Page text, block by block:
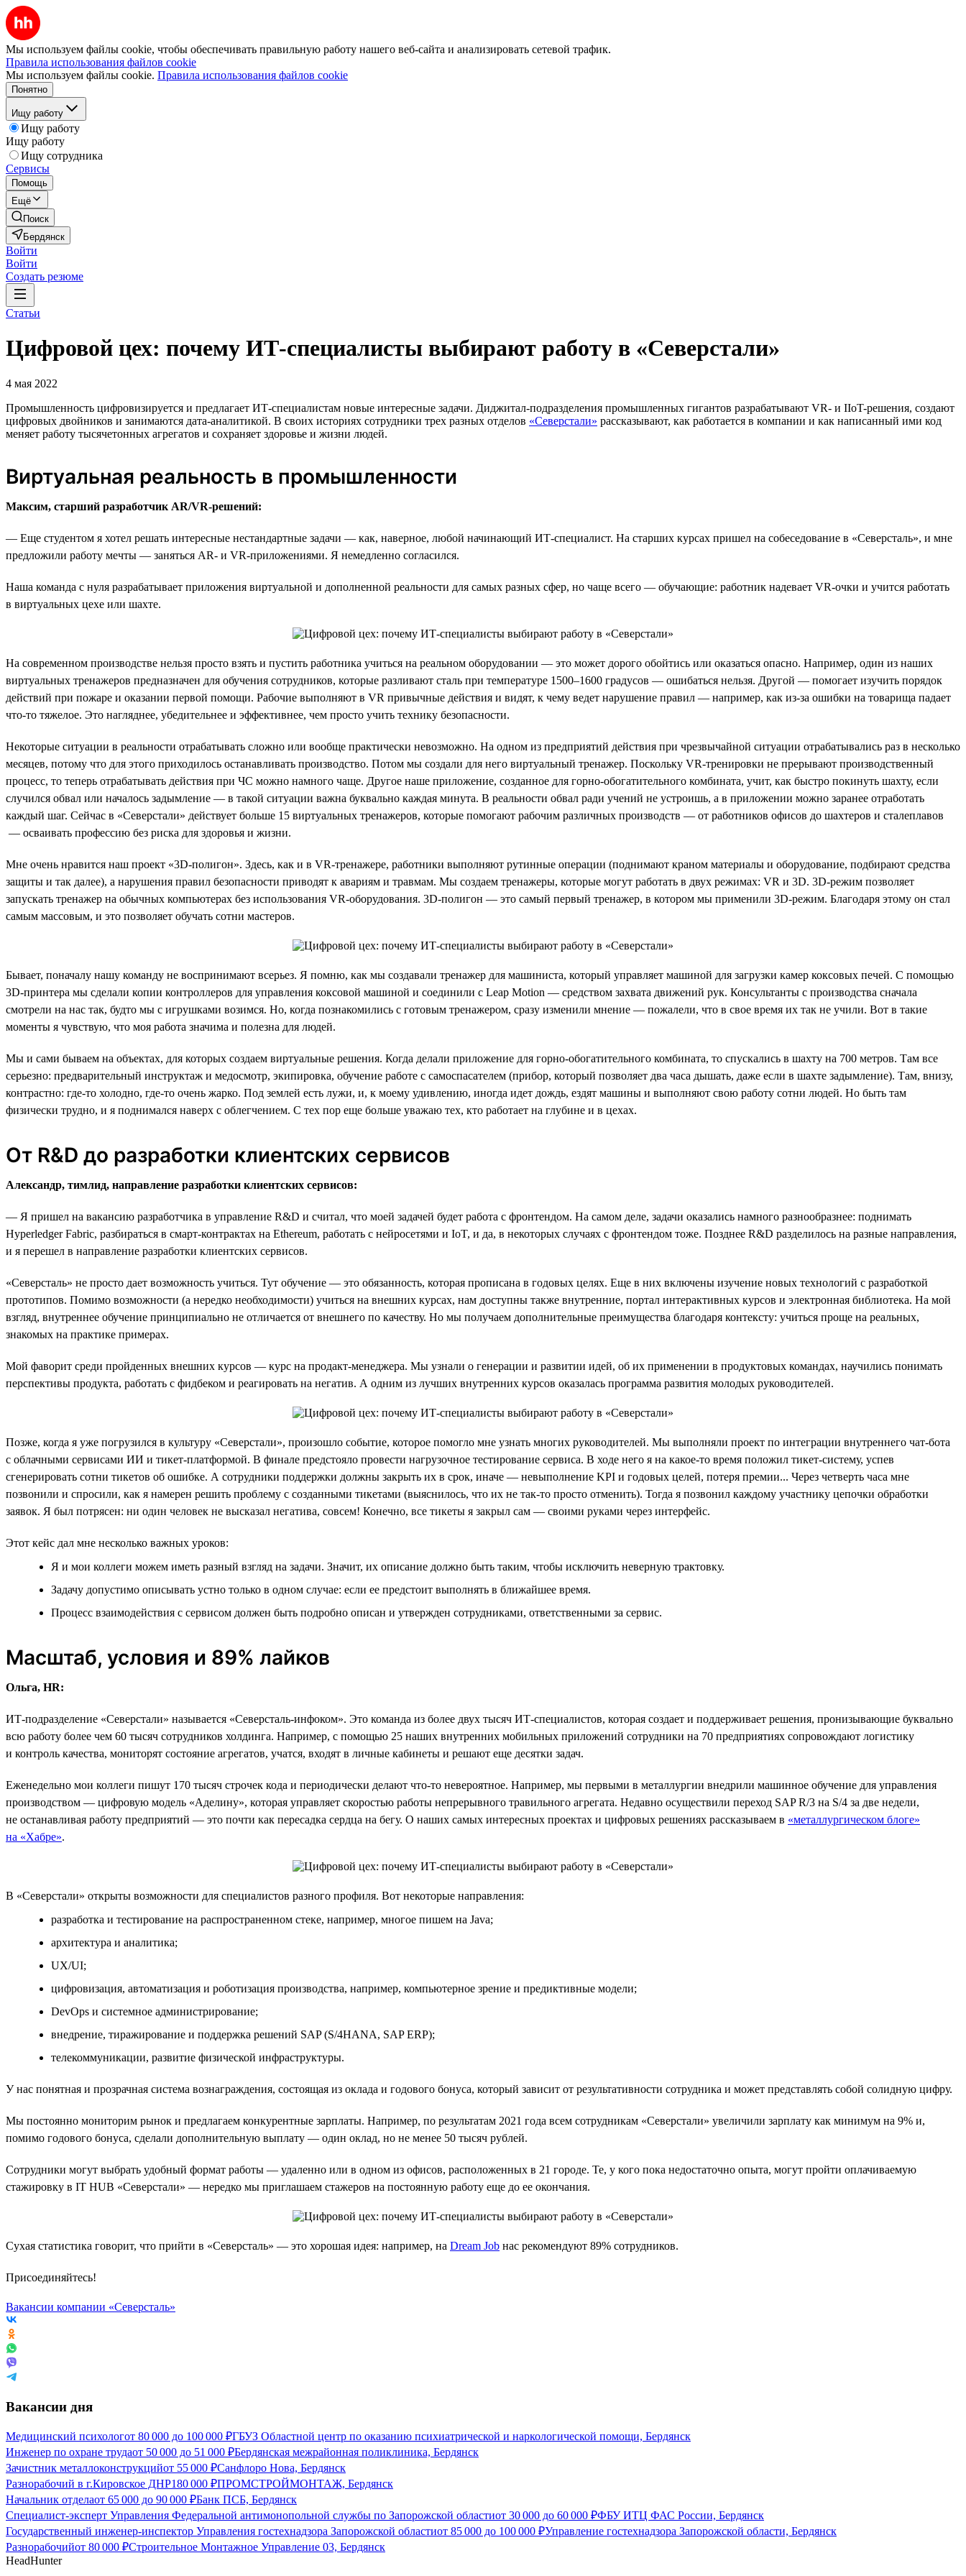
Мы используем файлы cookie, чтобы обеспечивать правильную работу нашего веб-сайта и анализировать сетевой трафик.
Правила использования файлов cookie
Мы используем файлы cookie. Правила использования файлов cookie
Понятно
Ищу работу
Ищу работу
Ищу работу
Ищу сотрудника
Сервисы
Помощь
Ещё
Поиск
Бердянск
Войти
Войти
Создать резюме
Статьи
Цифровой цех: почему ИТ-специалисты выбирают работу в «Северстали»
4 мая 2022
Промышленность цифровизируется и предлагает ИТ-специалистам новые интересные задачи. Диджитал-подразделения промышленных гигантов разрабатывают VR- и IIoT-решения, создают
цифровых двойников и занимаются дата-аналитикой. В своих историях сотрудники трех разных отделов «Северстали» рассказывают, как работается в компании и как написанный ими код
меняет работу тысячетонных агрегатов и сохраняет здоровье и жизни людей.
Виртуальная реальность в промышленности
Максим, старший разработчик AR/VR-решений:
— Еще студентом я хотел решать интересные нестандартные задачи — как, наверное, любой начинающий ИТ-специалист. На старших курсах пришел на собеседование в «Северсталь», и мне
предложили работу мечты — заняться AR- и VR-приложениями. Я немедленно согласился.
Наша команда с нуля разрабатывает приложения виртуальной и дополненной реальности для самых разных сфер, но чаще всего — обучающие: работник надевает VR-очки и учится работать
в виртуальных цехе или шахте.
На современном производстве нельзя просто взять и пустить работника учиться на реальном оборудовании — это может дорого обойтись или оказаться опасно. Например, один из наших
виртуальных тренажеров предназначен для обучения сотрудников, которые разливают сталь при температуре 1500–1600 градусов — ошибаться нельзя. Другой — помогает изучить порядок
действий при пожаре и оказании первой помощи. Рабочие выполняют в VR привычные действия и видят, к чему ведет нарушение правил — например, как из-за ошибки на товарища падает
что-то тяжелое. Это нагляднее, убедительнее и эффективнее, чем просто учить технику безопасности.
Некоторые ситуации в реальности отрабатывать сложно или вообще практически невозможно. На одном из предприятий действия при чрезвычайной ситуации отрабатывались раз в несколько
месяцев, потому что для этого приходилось останавливать производство. Потом мы создали для него виртуальный тренажер. Поскольку VR-тренировки не прерывают производственный
процесс, то теперь отрабатывать действия при ЧС можно намного чаще. Другое наше приложение, созданное для горно-обогатительного комбината, учит, как быстро покинуть шахту, если
случился обвал или началось задымление — в такой ситуации важна буквально каждая минута. В реальности обвал ради учений не устроишь, а в приложении можно заранее отработать
каждый шаг. Сейчас в «Северстали» действует больше 15 виртуальных тренажеров, которые помогают рабочим различных производств — от работников офисов до шахтеров и сталеплавов
— осваивать профессию без риска для здоровья и жизни.
Мне очень нравится наш проект «3D-полигон». Здесь, как и в VR-тренажере, работники выполняют рутинные операции (поднимают краном материалы и оборудование, подбирают средства
защиты и так далее), а нарушения правил безопасности приводят к авариям и травмам. Мы создаем тренажеры, которые могут работать в двух режимах: VR и 3D. 3D-режим позволяет
запускать тренажер на обычных компьютерах без использования VR-оборудования. 3D-полигон — это самый первый тренажер, в котором мы применили 3D-режим. Благодаря этому он стал
самым массовым, и это позволяет обучать сотни мастеров.
Бывает, поначалу нашу команду не воспринимают всерьез. Я помню, как мы создавали тренажер для машиниста, который управляет машиной для загрузки камер коксовых печей. С помощью
3D-принтера мы сделали копии контроллеров для управления коксовой машиной и соединили с Leap Motion — средством захвата движений рук. Консультанты с производства сначала
смотрели на нас так, будто мы с игрушками возимся. Но, когда познакомились с готовым тренажером, сразу изменили мнение — пожалели, что в свое время их так не учили. Вот в такие
моменты я чувствую, что моя работа значима и полезна для людей.
Мы и сами бываем на объектах, для которых создаем виртуальные решения. Когда делали приложение для горно-обогатительного комбината, то спускались в шахту на 700 метров. Там все
серьезно: предварительный инструктаж и медосмотр, экипировка, обучение работе с самоспасателем (прибор, который позволяет два часа дышать, даже если в шахте задымление). Там, внизу,
контрастно: где-то холодно, где-то очень жарко. Под землей есть лужи, и, к моему удивлению, иногда идет дождь, ездят машины и выполняют свою работу сотни людей. Но быть там
физически трудно, и я поднимался наверх с облегчением. С тех пор еще больше уважаю тех, кто работает на глубине и в цехах.
От R&D до разработки клиентских сервисов
Александр, тимлид, направление разработки клиентских сервисов:
— Я пришел на вакансию разработчика в управление R&D и считал, что моей задачей будет работа с фронтендом. На самом деле, задачи оказались намного разнообразнее: поднимать
Hyperledger Fabric, разбираться в смарт-контрактах на Ethereum, работать с нейросетями и IoT, и да, в некоторых случаях с фронтендом тоже. Позднее R&D разделилось на разные направления,
и я перешел в направление разработки клиентских сервисов.
«Северсталь» не просто дает возможность учиться. Тут обучение — это обязанность, которая прописана в годовых целях. Еще в них включены изучение новых технологий с разработкой
прототипов. Помимо возможности (а нередко необходимости) учиться на внешних курсах, нам доступны также внутренние, портал интерактивных курсов и электронная библиотека. На мой
взгляд, внутреннее обучение принципиально не отличается от внешнего по качеству. Но мы получаем дополнительные преимущества благодаря контексту: учиться проще на реальных,
знакомых на практике примерах.
Мой фаворит среди пройденных внешних курсов — курс на продакт-менеджера. Мы узнали о генерации и развитии идей, об их применении в продуктовых командах, научились понимать
перспективы продукта, работать с фидбеком и реагировать на негатив. А одним из лучших внутренних курсов оказалась программа развития молодых руководителей.
Позже, когда я уже погрузился в культуру «Северстали», произошло событие, которое помогло мне узнать многих руководителей. Мы выполняли проект по интеграции внутреннего чат-бота
с облачными сервисами ИИ и тикет-платформой. В финале предстояло провести нагрузочное тестирование сервиса. В ходе него я на какое-то время положил тикет-систему, успев
сгенерировать сотни тикетов об ошибке. А сотрудники поддержки должны закрыть их в срок, иначе — невыполнение KPI и годовых целей, потеря премии... Через четверть часа мне
позвонили и спросили, как я намерен решить проблему с созданными тикетами (выяснилось, что их не так-то просто отменить). Тогда я позвонил каждому участнику цепочки обработки
заявок. Я был потрясен: ни один человек не высказал негатива, совсем! Конечно, все тикеты я закрыл сам — своими руками через интерфейс.
Этот кейс дал мне несколько важных уроков:
Я и мои коллеги можем иметь разный взгляд на задачи. Значит, их описание должно быть таким, чтобы исключить неверную трактовку.
Задачу допустимо описывать устно только в одном случае: если ее предстоит выполнять в ближайшее время.
Процесс взаимодействия с сервисом должен быть подробно описан и утвержден сотрудниками, ответственными за сервис.
Масштаб, условия и 89% лайков
Ольга, HR:
ИТ-подразделение «Северстали» называется «Северсталь-инфоком». Это команда из более двух тысяч ИТ-специалистов, которая создает и поддерживает решения, пронизывающие буквально
всю работу более чем 60 тысяч сотрудников холдинга. Например, с помощью 25 наших внутренних мобильных приложений сотрудники на 70 предприятиях сопровождают логистику
и контроль качества, мониторят состояние агрегатов, учатся, входят в личные кабинеты и решают еще десятки задач.
Еженедельно мои коллеги пишут 170 тысяч строчек кода и периодически делают что-то невероятное. Например, мы первыми в металлургии внедрили машинное обучение для управления
производством — цифровую модель «Аделину», которая управляет скоростью работы непрерывного травильного агрегата. Недавно осуществили переход SAP R/3 на S/4 за две недели,
не останавливая работу предприятий — это почти как пересадка сердца на бегу. О наших самых интересных проектах и цифровых решениях рассказываем в «металлургическом блоге»
на «Хабре».
В «Северстали» открыты возможности для специалистов разного профиля. Вот некоторые направления:
разработка и тестирование на распространенном стеке, например, многое пишем на Java;
архитектура и аналитика;
UX/UI;
цифровизация, автоматизация и роботизация производства, например, компьютерное зрение и предиктивные модели;
DevOps и системное администрирование;
внедрение, тиражирование и поддержка решений SAP (S/4HANA, SAP ERP);
телекоммуникации, развитие физической инфраструктуры.
У нас понятная и прозрачная система вознаграждения, состоящая из оклада и годового бонуса, который зависит от результативности сотрудника и может представлять собой солидную цифру.
Мы постоянно мониторим рынок и предлагаем конкурентные зарплаты. Например, по результатам 2021 года всем сотрудникам «Северстали» увеличили зарплату как минимум на 9% и,
помимо годового бонуса, сделали дополнительную выплату — один оклад, но не менее 50 тысяч рублей.
Сотрудники могут выбрать удобный формат работы — удаленно или в одном из офисов, расположенных в 21 городе. Те, у кого пока недостаточно опыта, могут пройти оплачиваемую
стажировку в IT HUB «Северстали» — нередко мы приглашаем стажеров на постоянную работу еще до ее окончания.
Сухая статистика говорит, что прийти в «Северсталь» — это хорошая идея: например, на Dream Job нас рекомендуют 89% сотрудников.
Присоединяйтесь!
Вакансии компании «Северсталь»
Вакансии дня
Медицинский психологот 80 000 до 100 000 ₽ГБУЗ Областной центр по оказанию психиатрической и наркологической помощи, Бердянск
Инженер по охране трудаот 50 000 до 51 000 ₽Бердянская межрайонная поликлиника, Бердянск
Зачистник металлоконструкцийот 55 000 ₽Санфлоро Нова, Бердянск
Разнорабочий в г.Кировское ДНР180 000 ₽ПРОМСТРОЙМОНТАЖ, Бердянск
Начальник отделаот 65 000 до 90 000 ₽Банк ПСБ, Бердянск
Специалист-эксперт Управления Федеральной антимонопольной службы по Запорожской областиот 30 000 до 60 000 ₽ФБУ ИТЦ ФАС России, Бердянск
Государственный инженер-инспектор Управления гостехнадзора Запорожской областиот 85 000 до 100 000 ₽Управление гостехнадзора Запорожской области, Бердянск
Разнорабочийот 80 000 ₽Строительное Монтажное Управление 03, Бердянск
HeadHunter